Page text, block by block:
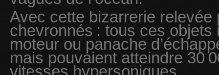
Avec cette bizarrerie relevée
chevronnés : tous ces
moteur ou panache
mais pouvaient atteindre 30